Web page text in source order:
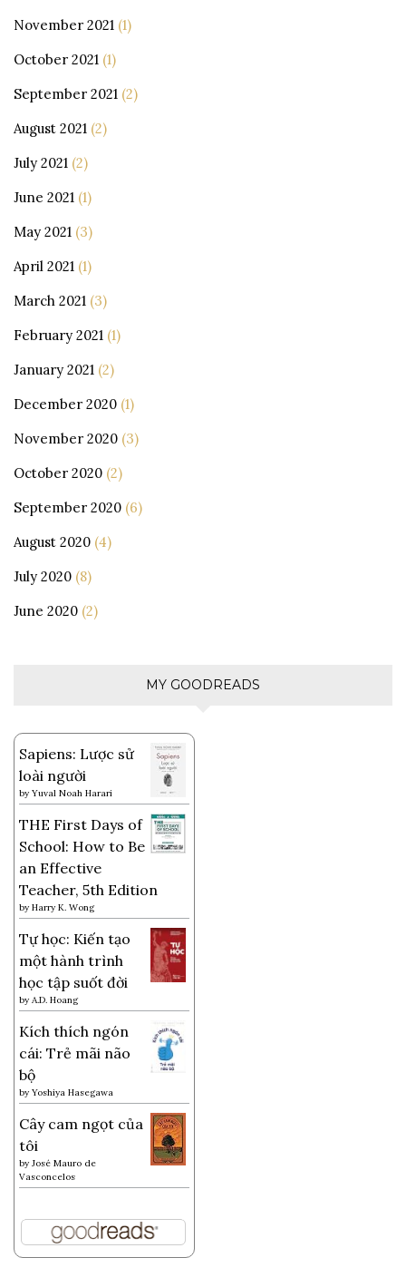
November 2021 (1)
October 2021 (1)
September 2021 (2)
August 2021 (2)
July 2021 (2)
June 2021 (1)
May 2021 (3)
April 2021 (1)
March 2021 (3)
February 2021 (1)
January 2021 (2)
December 2020 (1)
November 2020 (3)
October 2020 (2)
September 2020 (6)
August 2020 (4)
July 2020 (8)
June 2020 (2)
MY GOODREADS
Sapiens: Lược sử
loài người
by Yuval Noah Harari
THE First Days of
School: How to Be
an Effective
Teacher, 5th Edition
by Harry K. Wong
Tự học: Kiến tạo
một hành trình
học tập suốt đời
by A.D. Hoang
Kích thích ngón
cái: Trẻ mãi não
bộ
by Yoshiya Hasegawa
Cây cam ngọt của
tôi
by José Mauro de
Vasconcelos